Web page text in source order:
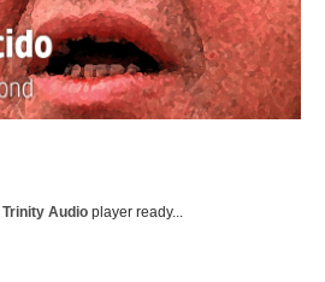
Trinity Audio player ready...